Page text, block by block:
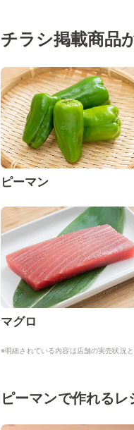
チラシ掲載商品
ピーマン
マグロ
※明細されている内容は店舗の実売状況
ピーマンで作れるレ